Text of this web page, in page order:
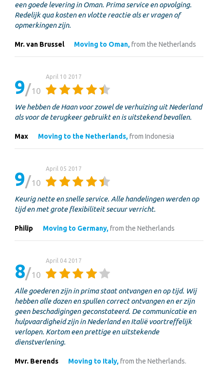
een goede levering in Oman. Prima service en opvolging.
Redelijk qua kosten en vlotte reactie als er vragen of
opmerkingen zijn.
Mr. van Brussel Moving to Oman,from the Netherlands
9 10
April 10 2017
We hebben de Haan voor zowel de verhuizing uit Nederland
als voor de terugkeer gebruikt en is uitstekend bevallen.
Max Moving to the Netherlands,from Indonesia
9 10
April 05 2017
Keurig nette en snelle service. Alle handelingen werden op
tijd en met grote flexibiliteit secuur verricht.
Philip Moving to Germany,from the Netherlands
8 10
April 04 2017
Alle goederen zijn in prima staat ontvangen en op tijd. Wij
hebben alle dozen en spullen correct ontvangen en er zijn
geen beschadigingen geconstateerd. De communicatie en
hulpvaardigheid zijn in Nederland en Italië voortreffelijk
verlopen. Kortom een prettige en uitstekende
dienstverlening.
Mvr. Berends Moving to Italy,from the Netherlands.